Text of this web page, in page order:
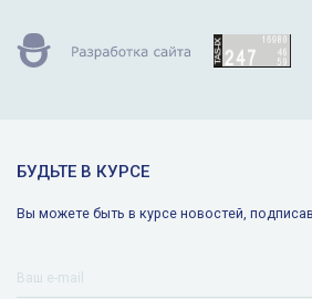
БУДЬТЕ В КУРСЕ
Вы можете быть в курсе новостей,